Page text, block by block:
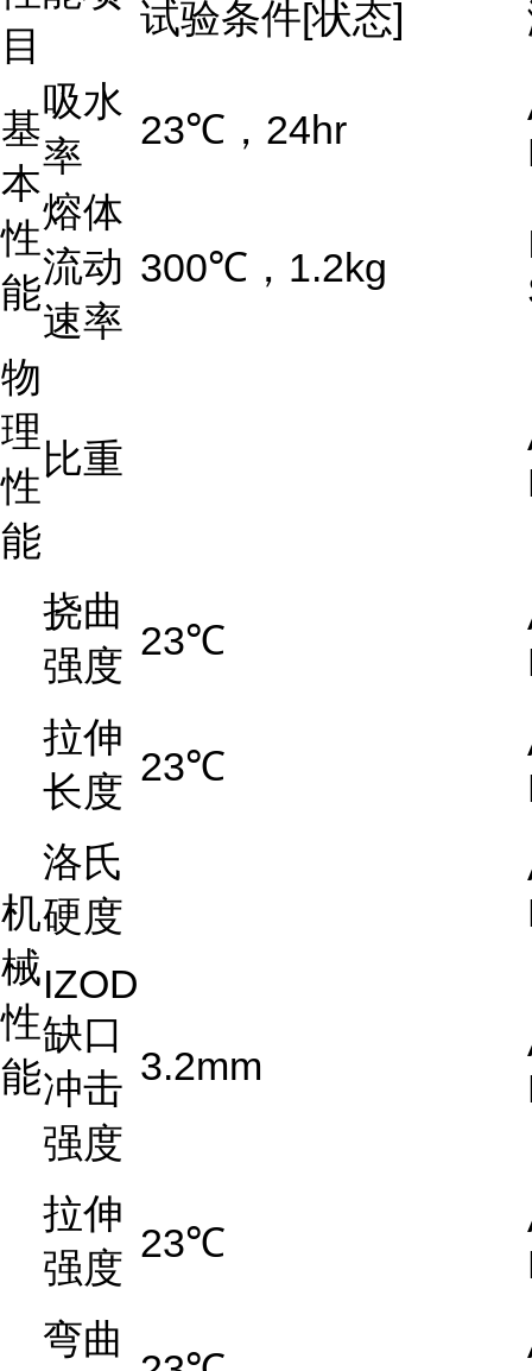
目
试验条件[状态]
基
本
性
能
吸水
率
23℃，24hr
熔体
流动
速率
300℃，1.2kg
物
理
性
能
比重
机
械
性
能
挠曲
强度
23℃
拉伸
长度
23℃
洛氏
硬度
IZOD
缺口
冲击
强度
3.2mm
拉伸
强度
23℃
弯曲